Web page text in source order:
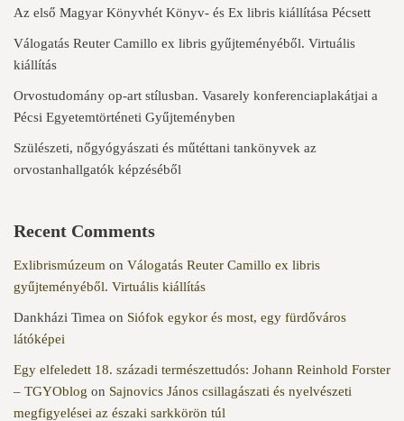
Az első Magyar Könyvhét Könyv- és Ex libris kiállítása Pécsett
Válogatás Reuter Camillo ex libris gyűjteményéből. Virtuális
kiállítás
Orvostudomány op-art stílusban. Vasarely konferenciaplakátjai a
Pécsi Egyetemtörténeti Gyűjteményben
Szülészeti, nőgyógyászati és műtéttani tankönyvek az
orvostanhallgatók képzéséből
Recent Comments
Exlibrismúzeum on Válogatás Reuter Camillo ex libris
gyűjteményéből. Virtuális kiállítás
Dankházi Timea on Siófok egykor és most, egy fürdőváros
látóképei
Egy elfeledett 18. századi természettudós: Johann Reinhold Forster
– TGYOblog on Sajnovics János csillagászati és nyelvészeti
megfigyelései az északi sarkkörön túl